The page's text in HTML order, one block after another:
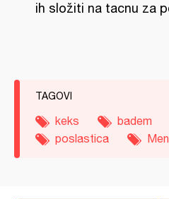
ih složiti na tacnu za
TAGOVI
keks badem
poslastica